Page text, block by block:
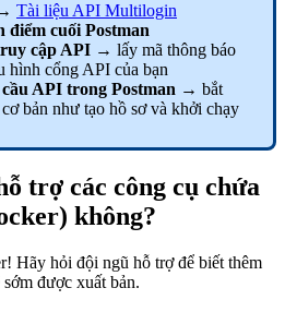
Tài liệu API Multilogin
điểm cuối Postman
cập API → lấy mã thông báo
hình cổng API của bạn
API trong Postman → bắt
bản như tạo hồ sơ và khởi chạy
trợ các công cụ chứa
không?
Hãy hỏi đội ngũ hỗ trợ để biết thêm
được xuất bản.